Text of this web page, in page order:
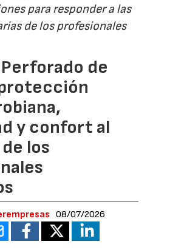
para responder a las
de los profesionales
Perforado de
y confort al
los
08/07/2026